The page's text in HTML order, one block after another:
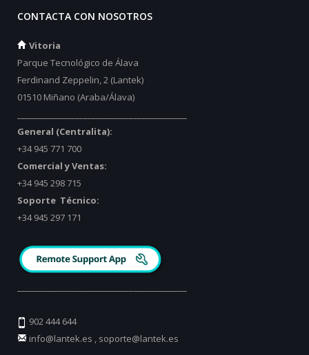
CONTACTA CON NOSOTROS
Vitoria
Parque Tecnológico de Álava
Ferdinand Zeppelin, 2 (Lantek)
01510 Miñano (Araba/Álava)
General (Centralita):
+34 945 771 700
Comercial y Ventas:
+34 945 298 715
Soporte Técnico:
+34 945 297 171
902 444 644
info@lantek.es , soporte@lantek.es